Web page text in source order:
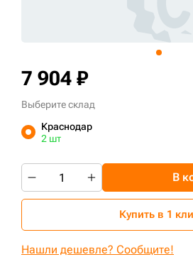
7 904 ₽
Выберите склад
Краснодар
2 шт
В
Купить в 1
Нашли дешевле? Сообщите!
sksale@skdst.ru
+7 (499) 394-50-93